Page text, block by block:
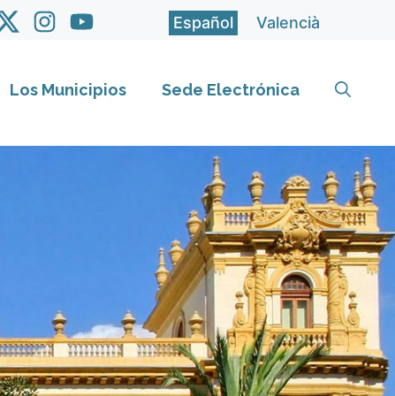
Español Valencià
Los Municipios Sede Electrónica